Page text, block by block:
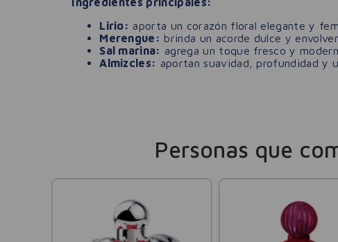
Lirio: aporta un corazón floral elegante y
Merengue: brinda un acorde dulce y
Sal marina: agrega un toque fresco y
Almizcles: aportan suavidad, profundidad y
Personas que